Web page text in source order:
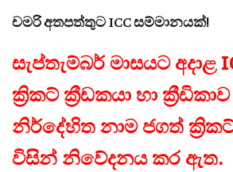
චමරි අතපත්තුට ICC සම්මානයක්!
සැප්තැම්බර් මාසයට අදාළ
ක්‍රිකට් ක්‍රීඩකයා හා
නිර්දේහිත නාම ජගත්
විසින් නිවේදනය කර ඇත.